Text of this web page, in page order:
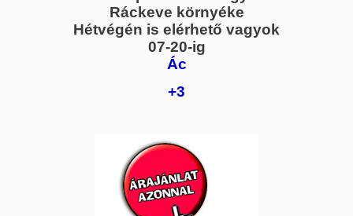
Ráckeve környéke
Hétvégén is elérhető vagyok
07-20-ig
Ác
+3